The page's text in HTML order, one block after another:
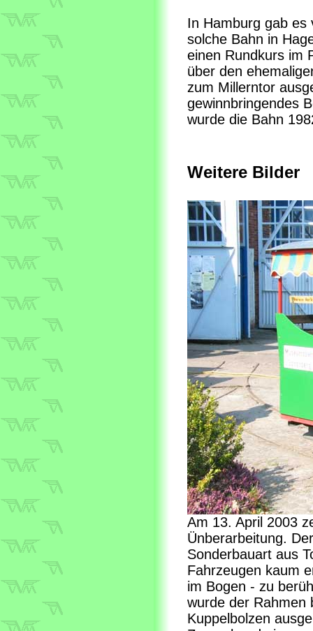
In Hamburg gab es
solche Bahn in
einen Rundkurs im
über den
zum Millerntor
gewinnbringendes
wurde die Bahn
Weitere Bilder
Am 13. April 2003
Ünberarbeitung.
Sonderbauart aus
Fahrzeugen kaum
im Bogen - zu
wurde der Rahmen
Kuppelbolzen